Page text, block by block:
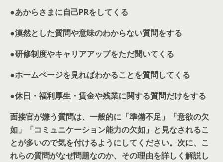
●あからさまに自己PRをしてくる
●漠然とした質問や意味のわからない質問をする
●研修制度やキャリアアップをただ聞いてくる
●ホームページを見ればわかることを質問してくる
●休日・福利厚生・賃金や残業に関する質問だけをする
面接官が嫌う質問は、一般的に「準備不足」「意欲の欠
如」「コミュニケーション能力の欠如」と見なされるこ
とが多いので気を付けるようにしてください。次に、こ
れらの質問がなぜ問題なのか、その理由を詳しく解説し